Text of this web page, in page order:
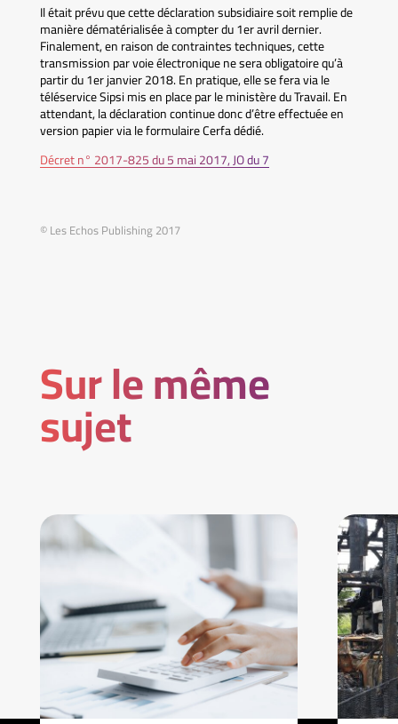
Il était prévu que cette déclaration subsidiaire soit remplie de
manière dématérialisée à compter du 1er avril dernier.
Finalement, en raison de contraintes techniques, cette
transmission par voie électronique ne sera obligatoire qu’à
partir du 1er janvier 2018. En pratique, elle se fera via le
téléservice Sipsi mis en place par le ministère du Travail. En
attendant, la déclaration continue donc d’être effectuée en
version papier via le formulaire Cerfa dédié.
Décret n° 2017-825 du 5 mai 2017, JO du 7
© Les Echos Publishing 2017
Sur le même
sujet